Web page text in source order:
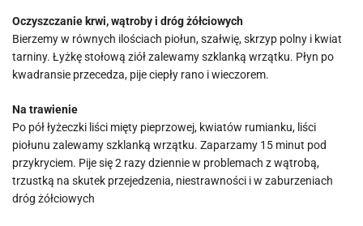
Oczyszczanie krwi, wątroby i dróg żółciowych
Bierzemy w równych ilościach piołun, szałwię, skrzyp polny i kwiat
tarniny. Łyżkę stołową ziół zalewamy szklanką wrzątku. Płyn po
kwadransie przecedza, pije ciepły rano i wieczorem.
Na trawienie
Po pół łyżeczki liści mięty pieprzowej, kwiatów rumianku, liści
piołunu zalewamy szklanką wrzątku. Zaparzamy 15 minut pod
przykryciem. Pije się 2 razy dziennie w problemach z wątrobą,
trzustką na skutek przejedzenia, niestrawności i w zaburzeniach
dróg żółciowych